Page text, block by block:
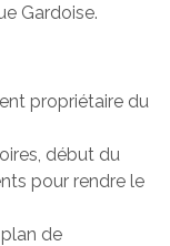
Gardoise.
propriétaire du
début du
pour rendre le
de